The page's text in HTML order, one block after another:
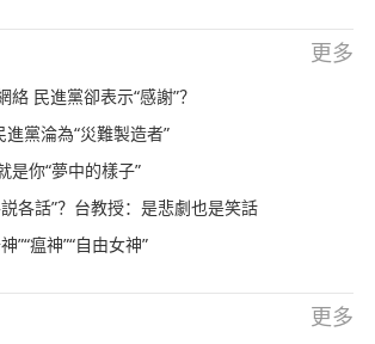
更多
民進黨卻表示“感謝”？
進黨淪為“災難製造者”
是你“夢中的樣子”
各話”？台教授：是悲劇也是笑話
”“瘟神”“自由女神”
更多